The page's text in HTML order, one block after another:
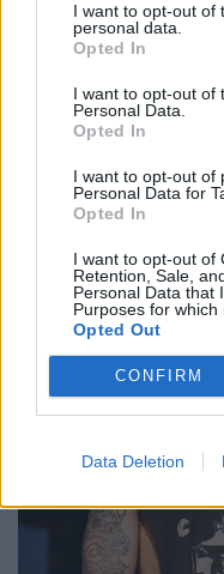
I want to opt-out of
personal data.
Opted In
I want to opt-out of
Personal Data.
Opted In
I want to opt-out of
Personal Data for
Opted In
I want to opt-out of
Retention, Sale,
Personal Data that
Purposes for which
Opted Out
CONFIRM
Data Deletion